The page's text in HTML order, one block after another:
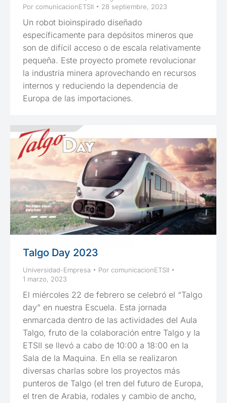
Por comunicacionETSII 28 septiembre, 2023
Un robot bioinspirado diseñado
específicamente para depósitos mineros que
son de difícil acceso o de escala relativamente
pequeña. Este proyecto promete revolucionar
la industria minera aprovechando en recursos
internos y reduciendo la dependencia de
Europa de las importaciones.
Talgo Day 2023
Universidad-Empresa Por comunicacionETSII
1 marzo, 2023
El miércoles 22 de febrero se celebró el “Talgo
day” en nuestra Escuela. Esta jornada
enmarcada dentro de las actividades del Aula
Talgo, fruto de la colaboración entre Talgo y la
ETSII se llevó a cabo de 10:00 a 18:00 en la
Sala de la Maquina. En ella se realizaron
diversas charlas sobre los proyectos más
punteros de Talgo (el tren del futuro de Europa,
el tren de Arabia, rodales y cambio de ancho,